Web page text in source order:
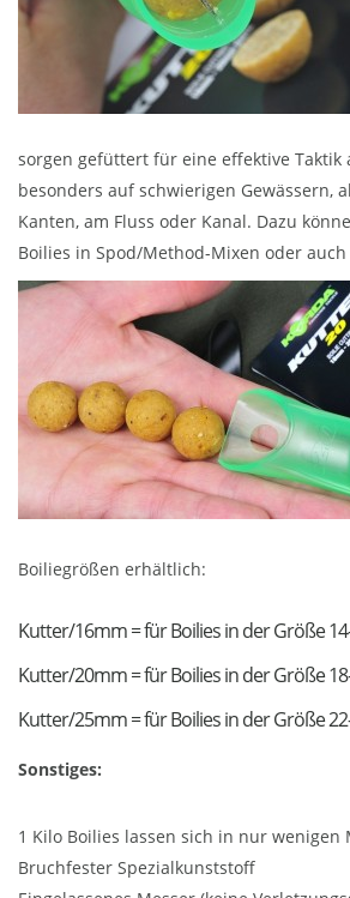
sorgen gefüttert für eine effektive Taktik
besonders auf schwierigen Gewässern,
Kanten, am Fluss oder Kanal. Dazu
Boilies in Spod/Method-Mixen oder
Boiliegrößen erhältlich:
Kutter/16mm = für Boilies in der Größe
Kutter/20mm = für Boilies in der Größe
Kutter/25mm = für Boilies in der Größe
Sonstiges:
1 Kilo Boilies lassen sich in nur
Bruchfester Spezialkunststoff